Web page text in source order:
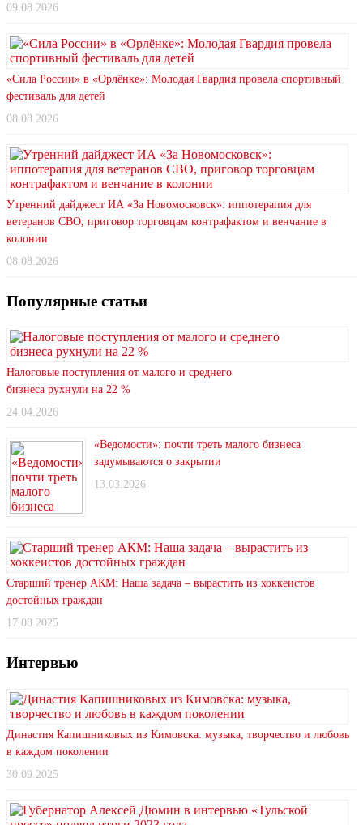
09.08.2026
«Сила России» в «Орлёнке»: Молодая Гвардия провела спортивный
фестиваль для детей
08.08.2026
Утренний дайджест ИА «За Новомосковск»: иппотерапия для
ветеранов СВО, приговор торговцам контрафактом и венчание в
колонии
08.08.2026
Популярные статьи
Налоговые поступления от малого и среднего
бизнеса рухнули на 22 %
24.04.2026
«Ведомости»: почти треть малого бизнеса
задумываются о закрытии
13.03.2026
Старший тренер АКМ: Наша задача – вырастить из хоккеистов
достойных граждан
17.08.2025
Интервью
Династия Капишниковых из Кимовска: музыка, творчество и любовь
в каждом поколении
30.09.2025